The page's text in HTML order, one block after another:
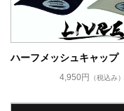
ハーフメッシュキャップ
4,950円 （税込み）